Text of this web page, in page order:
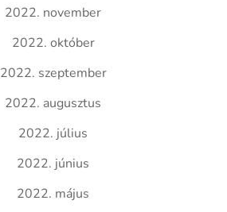
2022. november
2022. október
2022. szeptember
2022. augusztus
2022. július
2022. június
2022. május